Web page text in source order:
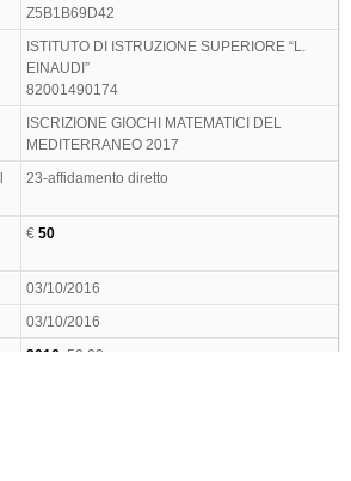
Z5B1B69D42
ISTITUTO DI ISTRUZIONE SUPERIORE “L.
EINAUDI”
82001490174
ISCRIZIONE GIOCHI MATEMATICI DEL
MEDITERRANEO 2017
23-affidamento diretto
€50
03/10/2016
03/10/2016
2016 : 50.00